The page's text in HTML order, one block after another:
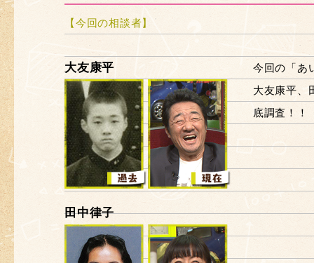
【今回の相談者】
大友康平
田中律子
今回の「あ
大友康平、
底調査！！